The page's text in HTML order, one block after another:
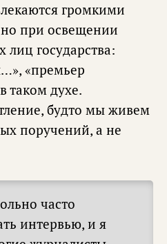
громкими
при освещении
лиц государства:
«премьер
таком духе.
будто мы живем
поручений, а не
часто
интервью, и я